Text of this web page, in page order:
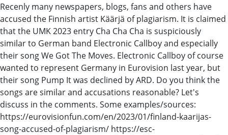
Recenly many newspapers, blogs, fans and others have
accused the Finnish artist Käärjä of plagiarism. It is claimed
that the UMK 2023 entry Cha Cha Cha is suspiciously
similar to German band Electronic Callboy and especially
their song We Got The Moves. Electronic Callboy of course
wanted to represent Germany in Eurovision last year, but
their song Pump It was declined by ARD. Do you think the
songs are similar and accusations reasonable? Let's
discuss in the comments. Some examples/sources:
https://eurovisionfun.com/en/2023/01/finland-kaarijas-
song-accused-of-plagiarism/ https://esc-